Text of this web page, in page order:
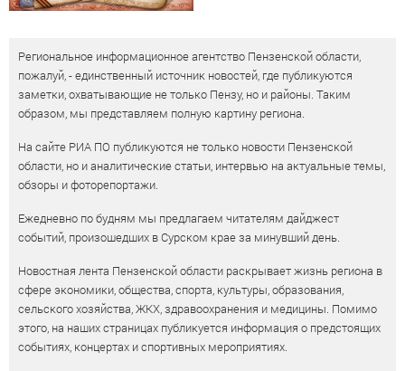
Региональное информационное агентство Пензенской области,
пожалуй, - единственный источник новостей, где публикуются
заметки, охватывающие не только Пензу, но и районы. Таким
образом, мы представляем полную картину региона.
На сайте РИА ПО публикуются не только новости Пензенской
области, но и аналитические статьи, интервью на актуальные темы,
обзоры и фоторепортажи.
Ежедневно по будням мы предлагаем читателям дайджест
событий, произошедших в Сурском крае за минувший день.
Новостная лента Пензенской области раскрывает жизнь региона в
сфере экономики, общества, спорта, культуры, образования,
сельского хозяйства, ЖКХ, здравоохранения и медицины. Помимо
этого, на наших страницах публикуется информация о предстоящих
событиях, концертах и спортивных мероприятиях.